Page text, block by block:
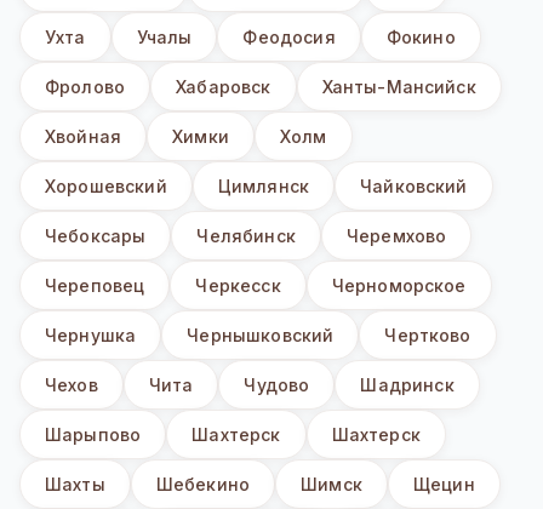
Ухта Учалы Феодосия Фокино
Фролово Хабаровск Ханты-Мансийск
Хвойная Химки Холм
Хорошевский Цимлянск Чайковский
Чебоксары Челябинск Черемхово
Череповец Черкесск Черноморское
Чернушка Чернышковский Чертково
Чехов Чита Чудово Шадринск
Шарыпово Шахтерск Шахтерск
Шахты Шебекино Шимск Щецин